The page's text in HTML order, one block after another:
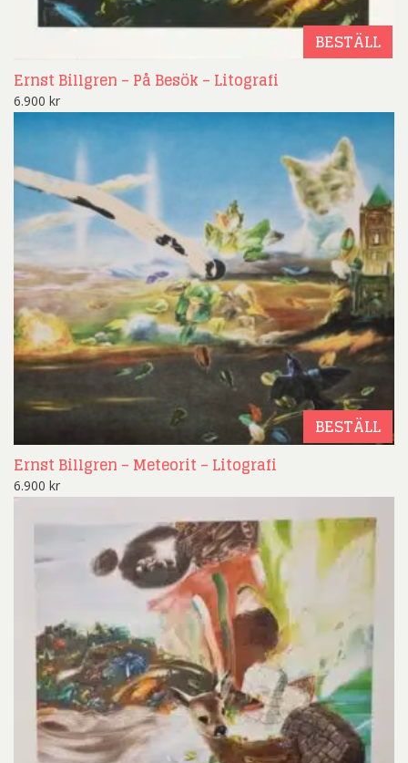
BESTÄLL
Ernst Billgren – På Besök – Litografi
6.900 kr
BESTÄLL
Ernst Billgren – Meteorit – Litografi
6.900 kr